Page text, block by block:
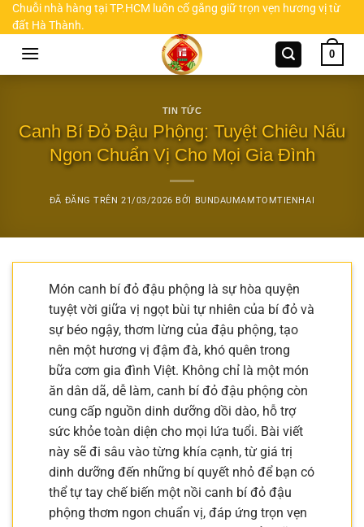
Chuyển
đến
Chuỗi nhà hàng tại TP.HCM luôn cố gắng giữ trọn vẹn hương vị từ
đất Hà Thành.
0
TIN TỨC
Canh Bí Đỏ Đậu Phộng: Tuyệt Chiêu Nấu
Ngon Chuẩn Vị Cho Mọi Gia Đình
ĐÃ ĐĂNG TRÊN21/03/2026 BỞI BUNDAUMAMTOMTIENHAI
Món canh bí đỏ đậu phộng là sự hòa quyện
tuyệt vời giữa vị ngọt bùi tự nhiên của bí đỏ và
sự béo ngậy, thơm lừng của đậu phộng, tạo
nên một hương vị đậm đà, khó quên trong
bữa cơm gia đình Việt. Không chỉ là một món
ăn dân dã, dễ làm, canh bí đỏ đậu phộng còn
cung cấp nguồn dinh dưỡng dồi dào, hỗ trợ
sức khỏe toàn diện cho mọi lứa tuổi. Bài viết
này sẽ đi sâu vào từng khía cạnh, từ giá trị
dinh dưỡng đến những bí quyết nhỏ để bạn có
thể tự tay chế biến một nồi canh bí đỏ đậu
phộng thơm ngon chuẩn vị, đáp ứng trọn vẹn